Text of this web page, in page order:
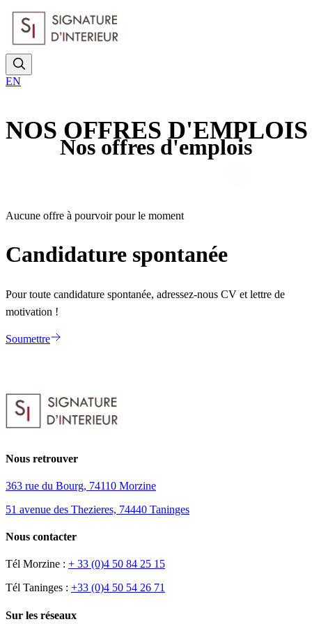
EN
NOS OFFRES D'EMPLOIS
Nos offres d'emplois
Aucune offre à pourvoir pour le moment
Candidature spontanée
Pour toute candidature spontanée, adressez-nous CV et lettre de
motivation !
Soumettre
Nous retrouver
363 rue du Bourg, 74110 Morzine
51 avenue des Thezieres, 74440 Taninges
Nous contacter
Tél Morzine : + 33 (0)4 50 84 25 15
Tél Taninges : +33 (0)4 50 54 26 71
Sur les réseaux